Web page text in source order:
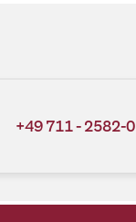
+49 711 - 2582-0